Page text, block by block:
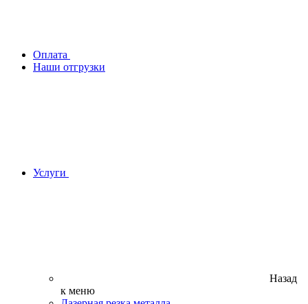
Оплата
Наши отгрузки
Услуги
Назад
к меню